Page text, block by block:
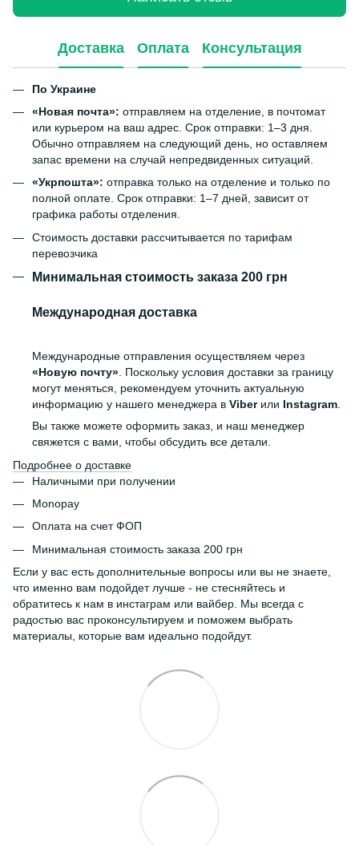
Доставка Оплата Консультация
По Украине
«Новая почта»: отправляем на отделение, в почтомат
или курьером на ваш адрес. Срок отправки: 1–3 дня.
Обычно отправляем на следующий день, но оставляем
запас времени на случай непредвиденных ситуаций.
«Укрпошта»: отправка только на отделение и только по
полной оплате. Срок отправки: 1–7 дней, зависит от
графика работы отделения.
Стоимость доставки рассчитывается по тарифам
перевозчика
Минимальная стоимость заказа 200 грн
Международная доставка
Международные отправления осуществляем через
«Новую почту» . Поскольку условия доставки за границу
могут меняться, рекомендуем уточнить актуальную
информацию у нашего менеджера в Viberили Instagram
Вы также можете оформить заказ, и наш менеджер
свяжется с вами, чтобы обсудить все детали.
Подробнее о доставке
Наличными при получении
Monopay
Оплата на счет ФОП
Минимальная стоимость заказа 200 грн
Если у вас есть дополнительные вопросы или вы не знаете,
что именно вам подойдет лучше - не стесняйтесь и
обратитесь к нам в инстаграм или вайбер. Мы всегда с
радостью вас проконсультируем и поможем выбрать
материалы, которые вам идеально подойдут.